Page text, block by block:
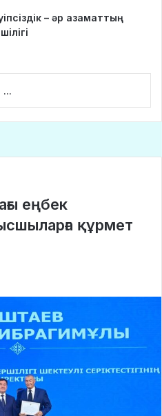
– әр азаматтың
...